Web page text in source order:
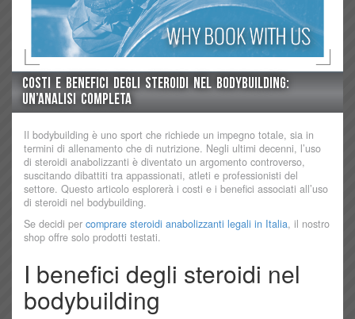
Costi e Benefici degli Steroidi nel Bodybuilding:
Un’Analisi Completa
Il bodybuilding è uno sport che richiede un impegno totale, sia in
termini di allenamento che di nutrizione. Negli ultimi decenni, l’uso
di steroidi anabolizzanti è diventato un argomento controverso,
suscitando dibattiti tra appassionati, atleti e professionisti del
settore. Questo articolo esplorerà i costi e i benefici associati all’uso
di steroidi nel bodybuilding.
Se decidi per comprare steroidi anabolizzanti legali in Italia, il nostro
shop offre solo prodotti testati.
I benefici degli steroidi nel
bodybuilding